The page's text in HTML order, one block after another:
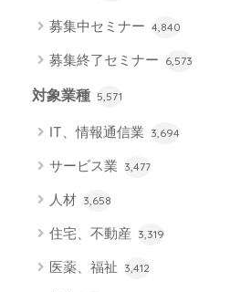
募集中セミナー 4,840
募集終了セミナー 6,573
対象業種 5,571
IT、情報通信業 3,694
サービス業 3,477
人材 3,658
住宅、不動産 3,319
医薬、福祉 3,412